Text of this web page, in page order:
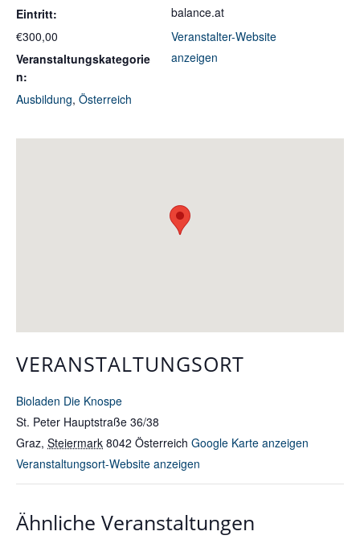
Eintritt:
€300,00
Veranstaltungskategorie
n:
Ausbildung, Österreich
balance.at
Veranstalter-Website
anzeigen
VERANSTALTUNGSORT
Bioladen Die Knospe
St. Peter Hauptstraße 36/38
Graz, Steiermark 8042 Österreich Google Karte anzeigen
Veranstaltungsort-Website anzeigen
Ähnliche Veranstaltungen